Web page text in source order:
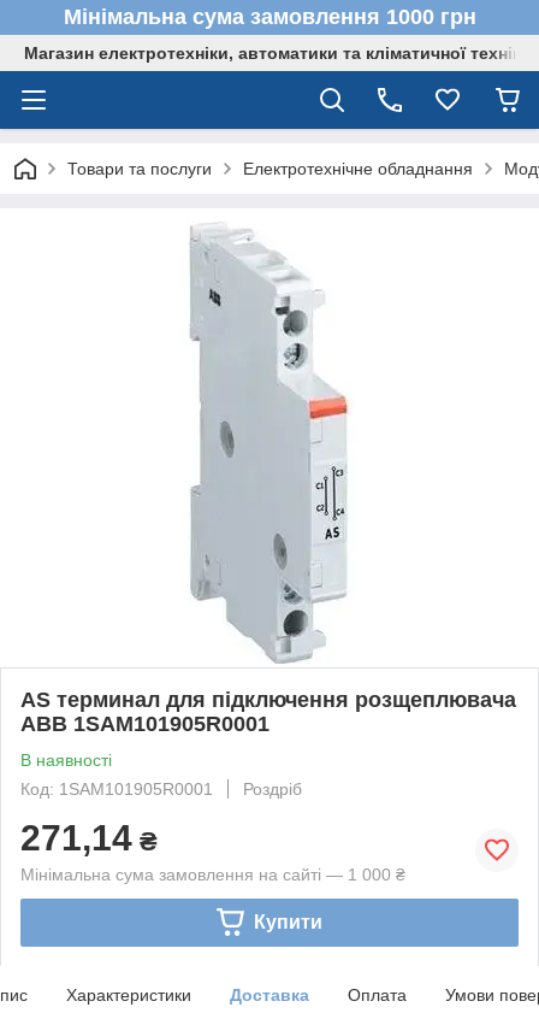
Мінімальна сума замовлення 1000 грн
Магазин електротехніки, автоматики та кліматичної техніки
Товари та послуги Електротехнічне обладнання
AS терминал для підключення розщеплювача
ABB 1SAM101905R0001
В наявності
Код: 1SAM101905R0001
Роздріб
271,14 ₴
Мінімальна сума замовлення на сайті — 1 000 ₴
Купити
Характеристики Доставка Оплата Умови